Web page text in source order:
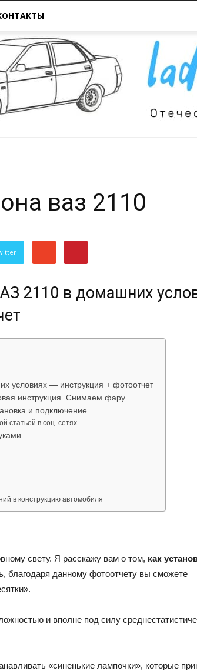
ВАЗ
ваз 2110
2110 в домашних
условиях — инструкция + фотоотчет
инструкция. Снимаем фару
и подключение
статьей в соц. сетях
в конструкцию автомобиля
свету. Я расскажу вам о том, как
благодаря данному фотоотчету вы сможете
и вполне под силу
«синенькие лампочки», которые